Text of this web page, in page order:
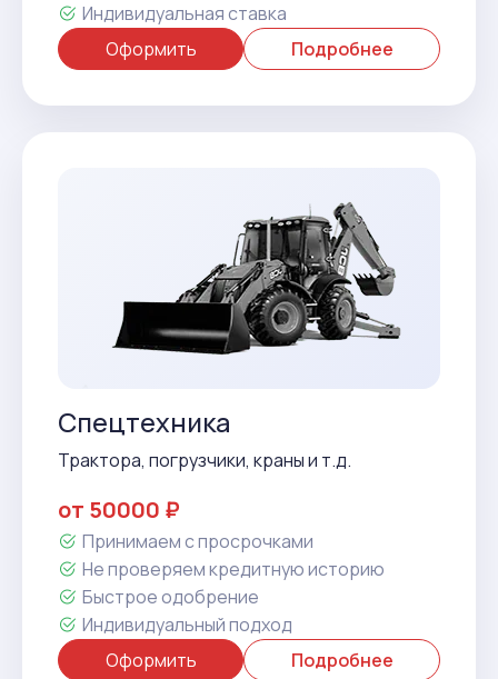
Индивидуальная ставка
Оформить
Подробнее
Спецтехника
Трактора, погрузчики, краны и т.д.
от 50000 ₽
Принимаем с просрочками
Не проверяем кредитную историю
Быстрое одобрение
Индивидуальный подход
Оформить
Подробнее